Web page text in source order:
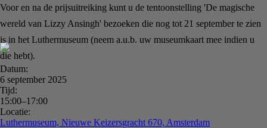
Voor en na de prijsuitreiking kunt u de tentoonstelling 'De magische
wereld van Lizzy Ansingh' bezoeken die nog tot 21 september te zien
is in het Luthermuseum (neem a.u.b. uw museumkaart mee indien u
die hebt).
Datum:
6 september 2025
Tijd:
15:00–17:00
Locatie:
Luthermuseum, Nieuwe Keizersgracht 670, Amsterdam